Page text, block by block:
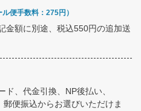
便手数料：275円）
金額に別途、税込550円の追加送
、代金引換、NP後払い、
便振込からお選びいただけま